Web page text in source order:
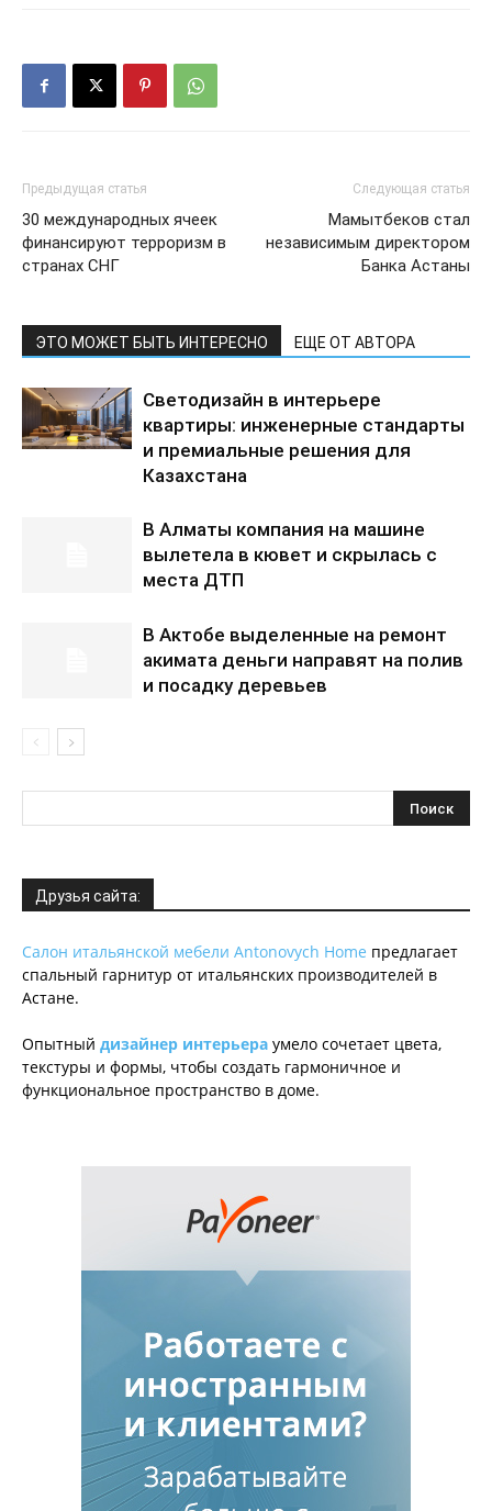
Предыдущая статья
30 международных ячеек
финансируют терроризм в
странах СНГ
Следующая статья
Мамытбеков стал
независимым директором
Банка Астаны
ЭТО МОЖЕТ БЫТЬ ИНТЕРЕСНО ЕЩЕ ОТ АВТОРА
Светодизайн в интерьере
квартиры: инженерные стандарты
и премиальные решения для
Казахстана
В Алматы компания на машине
вылетела в кювет и скрылась с
места ДТП
В Актобе выделенные на ремонт
акимата деньги направят на полив
и посадку деревьев
Друзья сайта:
Салон итальянской мебели Antonovych Home предлагает
спальный гарнитур от итальянских производителей в
Астане.
Опытный дизайнер интерьера умело сочетает цвета,
текстуры и формы, чтобы создать гармоничное и
функциональное пространство в доме.